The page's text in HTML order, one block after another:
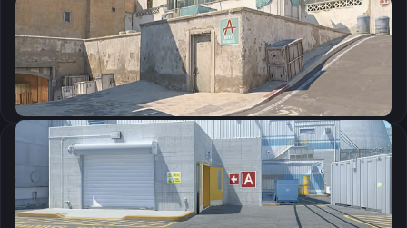
CSGO-2LQnD-X55VE-wSMpL-iMpD6-HfiaB
Скопировать
Настройки мыши
DPI:
800
Чувствительность мыши в игре:
1.25